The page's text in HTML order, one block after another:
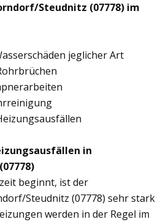
Steudnitz (07778) im
jeglicher Art
in
beginnt, ist der
Steudnitz (07778) sehr stark
werden in der Regel im